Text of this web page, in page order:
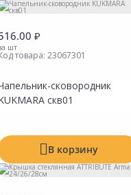
₽
шт
товара: 23067301
сковородник
скв01
В корзину